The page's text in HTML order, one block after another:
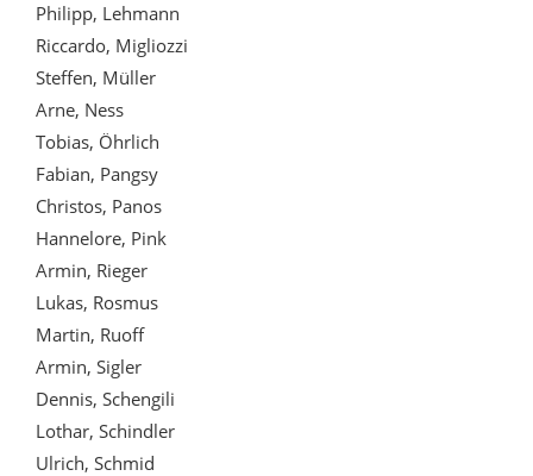
Philipp, Lehmann
Riccardo, Migliozzi
Steffen, Müller
Arne, Ness
Tobias, Öhrlich
Fabian, Pangsy
Christos, Panos
Hannelore, Pink
Armin, Rieger
Lukas, Rosmus
Martin, Ruoff
Armin, Sigler
Dennis, Schengili
Lothar, Schindler
Ulrich, Schmid